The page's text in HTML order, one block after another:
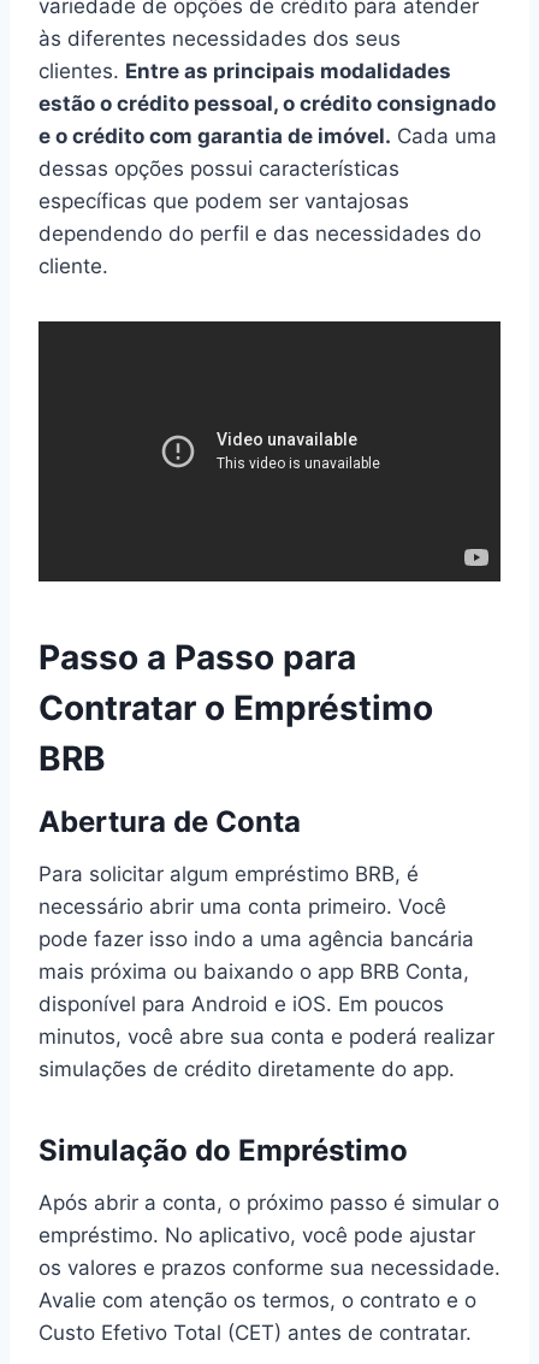
variedade de opções de crédito para atender
às diferentes necessidades dos seus
clientes. Entre as principais modalidades
estão o crédito pessoal, o crédito consignado
e o crédito com garantia de imóvel. Cada uma
dessas opções possui características
específicas que podem ser vantajosas
dependendo do perfil e das necessidades do
cliente.
Passo a Passo para
Contratar o Empréstimo
BRB
Abertura de Conta
Para solicitar algum empréstimo BRB, é
necessário abrir uma conta primeiro. Você
pode fazer isso indo a uma agência bancária
mais próxima ou baixando o app BRB Conta,
disponível para Android e iOS. Em poucos
minutos, você abre sua conta e poderá realizar
simulações de crédito diretamente do app.
Simulação do Empréstimo
Após abrir a conta, o próximo passo é simular o
empréstimo. No aplicativo, você pode ajustar
os valores e prazos conforme sua necessidade.
Avalie com atenção os termos, o contrato e o
Custo Efetivo Total (CET) antes de contratar.